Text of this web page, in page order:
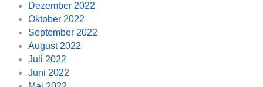
Dezember 2022
Oktober 2022
September 2022
August 2022
Juli 2022
Juni 2022